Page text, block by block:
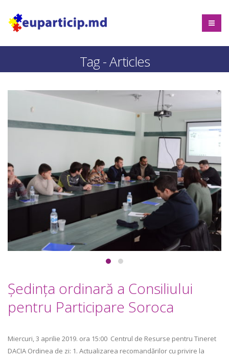
Tag - Articles
Ședința ordinară a Consiliului
pentru Participare Soroca
Miercuri, 3 aprilie 2019. ora 15:00 Centrul de Resurse pentru Tineret
DACIA Ordinea de zi: 1. Actualizarea recomandărilor cu privire la